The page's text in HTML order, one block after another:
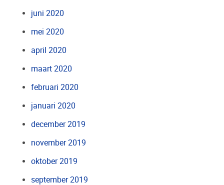
juni 2020
mei 2020
april 2020
maart 2020
februari 2020
januari 2020
december 2019
november 2019
oktober 2019
september 2019